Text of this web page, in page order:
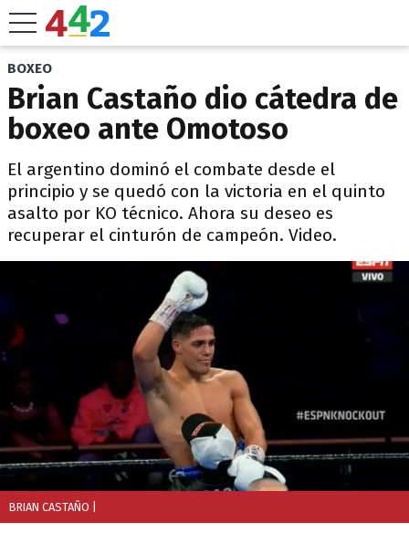
BOXEO
Brian Castaño dio cátedra de
boxeo ante Omotoso
El argentino dominó el combate desde el
principio y se quedó con la victoria en el quinto
asalto por KO técnico. Ahora su deseo es
recuperar el cinturón de campeón. Video.
BRIAN CASTAÑO